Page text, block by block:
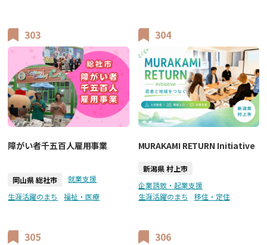
303
障がい者千五百人雇用事業
岡山県 総社市
就業支援
生涯活躍のまち
福祉・医療
304
MURAKAMI RETURN Initiative
新潟県 村上市
企業誘致・起業支援
生涯活躍のまち
移住・定住
305 306